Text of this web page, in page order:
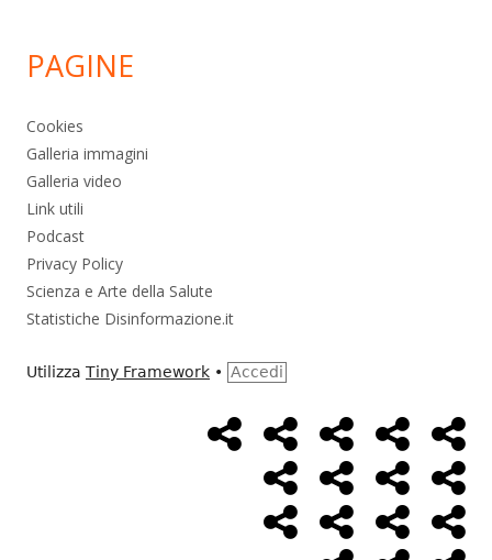
PAGINE
Cookies
Galleria immagini
Galleria video
Link utili
Podcast
Privacy Policy
Scienza e Arte della Salute
Statistiche Disinformazione.it
Utilizza Tiny Framework • Accedi
MenùHome
Page
Alimentazione
AmbienteBambini
Cancro ControlloEconomia
FarmaciMassoneriaNWO
Salute Storia